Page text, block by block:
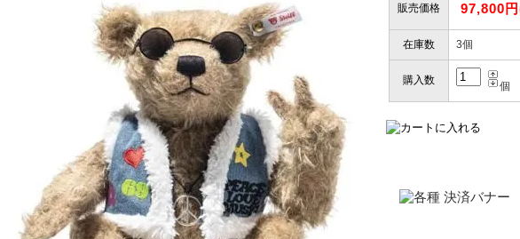
販売価格 97,800
在庫数 3個
購入数 個